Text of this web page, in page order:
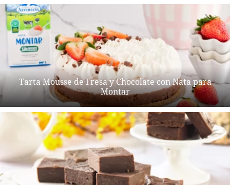
Tarta Mousse de Fresa y Chocolate con Nata para
Montar